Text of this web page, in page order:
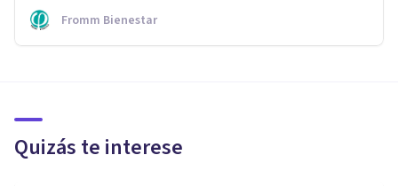
Fromm Bienestar
Quizás te interese